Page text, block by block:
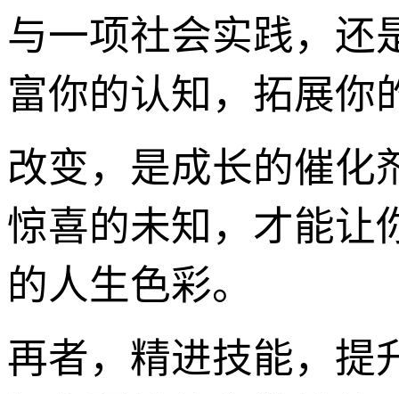
与一项社会实践，还
富你的认知，拓展你
改变，是成长的催化
惊喜的未知，才能让
的人生色彩。
再者，精进技能，提